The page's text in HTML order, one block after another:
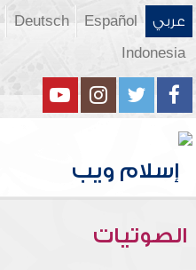
عربي Español
Deutsch
Indonesia
الصوتيات